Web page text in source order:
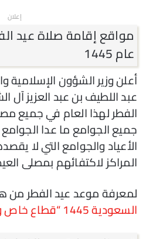
إعلان
مواقع إقامة صلاة عيد
عام 1445
أعلن وزير الشؤون الإسلامية
عبد اللطيف بن عبد العزيز آل
الفطر لهذا العام في جميع
جميع الجوامع ما عدا
الأعياد والجوامع التي لا
المراكز لاكتفائهم بمصلى
لمعرفة موعد عيد الفطر من
السعودية 1445 “قطاع خاص وغير ربحي”